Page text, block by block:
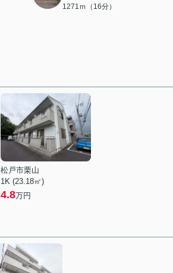
1271ｍ（16分）
松戸市栗山
1K (23.18㎡)
4.8万円